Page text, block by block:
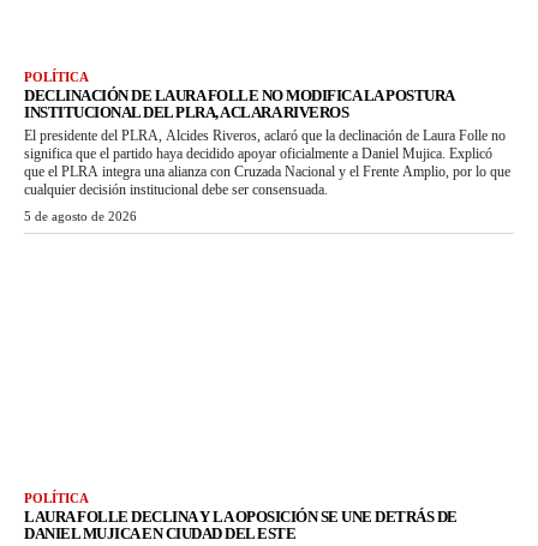
POLÍTICA
DECLINACIÓN DE LAURA FOLLE NO MODIFICA LA POSTURA
INSTITUCIONAL DEL PLRA, ACLARA RIVEROS
El presidente del PLRA, Alcides Riveros, aclaró que la declinación de Laura Folle no
significa que el partido haya decidido apoyar oficialmente a Daniel Mujica. Explicó
que el PLRA integra una alianza con Cruzada Nacional y el Frente Amplio, por lo que
cualquier decisión institucional debe ser consensuada.
5 de agosto de 2026
POLÍTICA
LAURA FOLLE DECLINA Y LA OPOSICIÓN SE UNE DETRÁS DE
DANIEL MUJICA EN CIUDAD DEL ESTE